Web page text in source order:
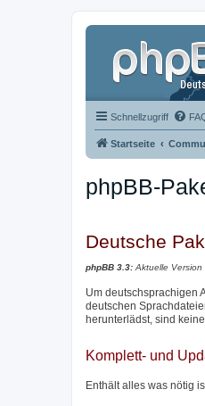
Schnellzugriff
Startseite
phpBB-
Deutsche
phpBB 3.3: Aktuelle
Um deutschsprachigen
deutschen
herunterlädst, sind
Komplett- und
Enthält alles was nötig